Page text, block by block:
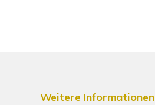
Weitere Informationen